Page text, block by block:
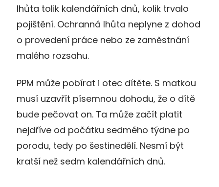
lhůta tolik kalendářních dnů, kolik trvalo
pojištění. Ochranná lhůta neplyne z dohod
o provedení práce nebo ze zaměstnání
malého rozsahu.
PPM může pobírat i otec dítěte. S matkou
musí uzavřít písemnou dohodu, že o dítě
bude pečovat on. Ta může začít platit
nejdříve od počátku sedmého týdne po
porodu, tedy po šestinedělí. Nesmí být
kratší než sedm kalendářních dnů.